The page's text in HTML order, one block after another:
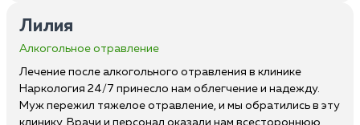
Лилия
Алкогольное отравление
Лечение после алкогольного отравления в клинике
Наркология 24/7 принесло нам облегчение и надежду.
Муж пережил тяжелое отравление, и мы обратились в эту
клинику. Врачи и персонал оказали нам всестороннюю